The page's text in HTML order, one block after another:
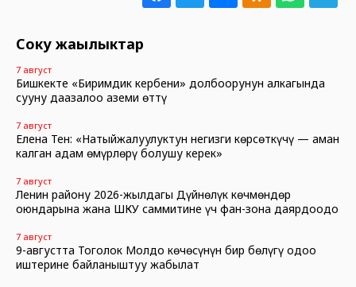
Соңку жаңылыктар
7 август
Бишкекте «Биримдик кербени» долбоорунун алкагында
сууну даңазалоо аземи өттү
7 август
Елена Тен: «Натыйжалуулуктун негизги көрсөткүчү — аман
калган адам өмүрлөрү болушу керек»
7 август
Ленин району 2026-жылдагы Дүйнөлүк көчмөндөр
оюндарына жана ШКУ саммитине үч фан-зона даярдоодо
7 август
9-августта Тоголок Молдо көчөсүнүн бир бөлүгү оңдоо
иштерине байланыштуу жабылат